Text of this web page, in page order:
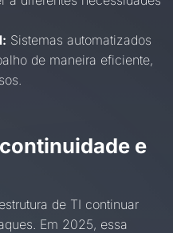
Sistemas automatizados
de maneira eficiente,
e
de TI continuar
Em 2025, essa